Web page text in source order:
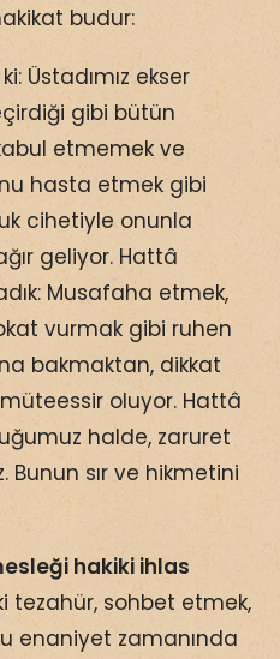
budur:
Üstadımız ekser
gibi bütün
etmemek ve
hasta etmek gibi
cihetiyle onunla
geliyor. Hattâ
Musafaha etmek,
vurmak gibi ruhen
bakmaktan, dikkat
oluyor. Hattâ
halde, zaruret
Bunun sır ve hikmetini
hakiki ihlas
tezahür, sohbet etmek,
enaniyet zamanında